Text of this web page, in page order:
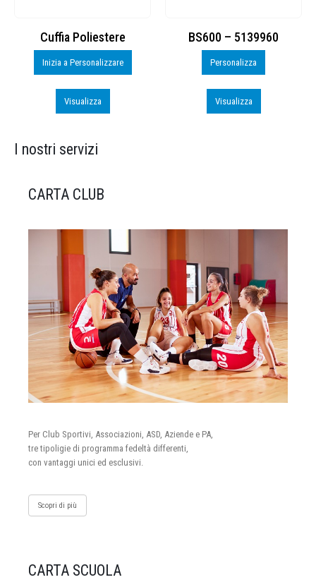
Cuffia Poliestere
Inizia a Personalizzare
Visualizza
BS600 – 5139960
Personalizza
Visualizza
I nostri servizi
CARTA CLUB
Per Club Sportivi, Associazioni, ASD, Aziende e PA,
tre tipoligie di programma fedeltà differenti,
con vantaggi unici ed esclusivi.
Scopri di più
CARTA SCUOLA